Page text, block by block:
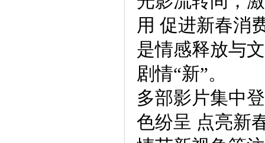
用 促进新春消
是情感释放与
剧情“新”。
多部影片集中
色纷呈 点亮新